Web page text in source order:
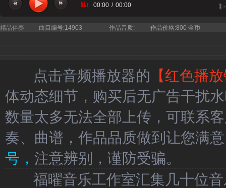
当前曲目：庆阳第七中学快板表演唱 -
00:00 / 00:00
精品伴奏 曲目编号:14903 作品音质: 作品价格:800 金币
点击音频播放器的 【红色播
体动态细节，购买后无广告干扰
数量太多无法全部上传，可联系
奏、曲谱，作品品质做到让您满
号， 注意辨别，谨防受骗。
福曜音乐工作室汇集几十位音